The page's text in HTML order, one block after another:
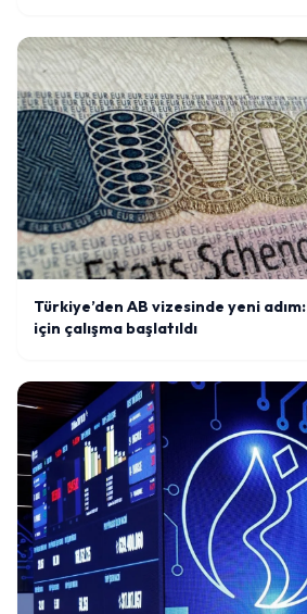
Türkiye’den AB vizesinde yeni
için çalışma başlatıldı